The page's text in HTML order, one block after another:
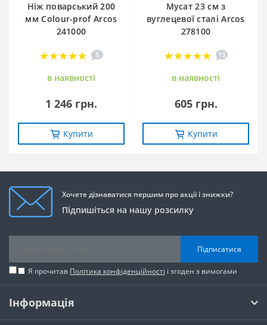
Ніж поварський 200
мм Сolour-prof Arcos
241000
5
в наявностi
1 246 грн.
Купити
Мусат 23 см з
вуглецевої сталі Arcos
278100
13
в наявностi
605 грн.
Купити
Хочете дізнаватися першим про акції і знижки?
Підпишіться на нашу розсилку
Підписатися
Я прочитав Політика конфіденційності і згоден з вимогами
Інформація